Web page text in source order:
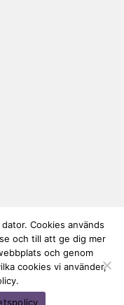
Cookies används
och till att ge dig mer
och genom
cookies vi använder,